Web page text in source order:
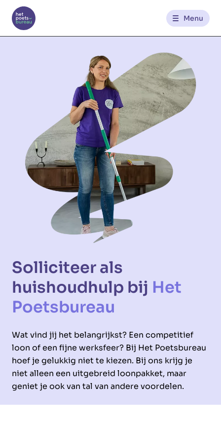
Menu
Glowi Jobs Het Poetsbureau
NL FR
Solliciteer als
huishoudhulp bij Het
Poetsbureau
Wat vind jij het belangrijkst? Een competitief
loon of een fijne werksfeer? Bij Het Poetsbureau
hoef je gelukkig niet te kiezen. Bij ons krijg je
niet alleen een uitgebreid loonpakket, maar
geniet je ook van tal van andere voordelen.